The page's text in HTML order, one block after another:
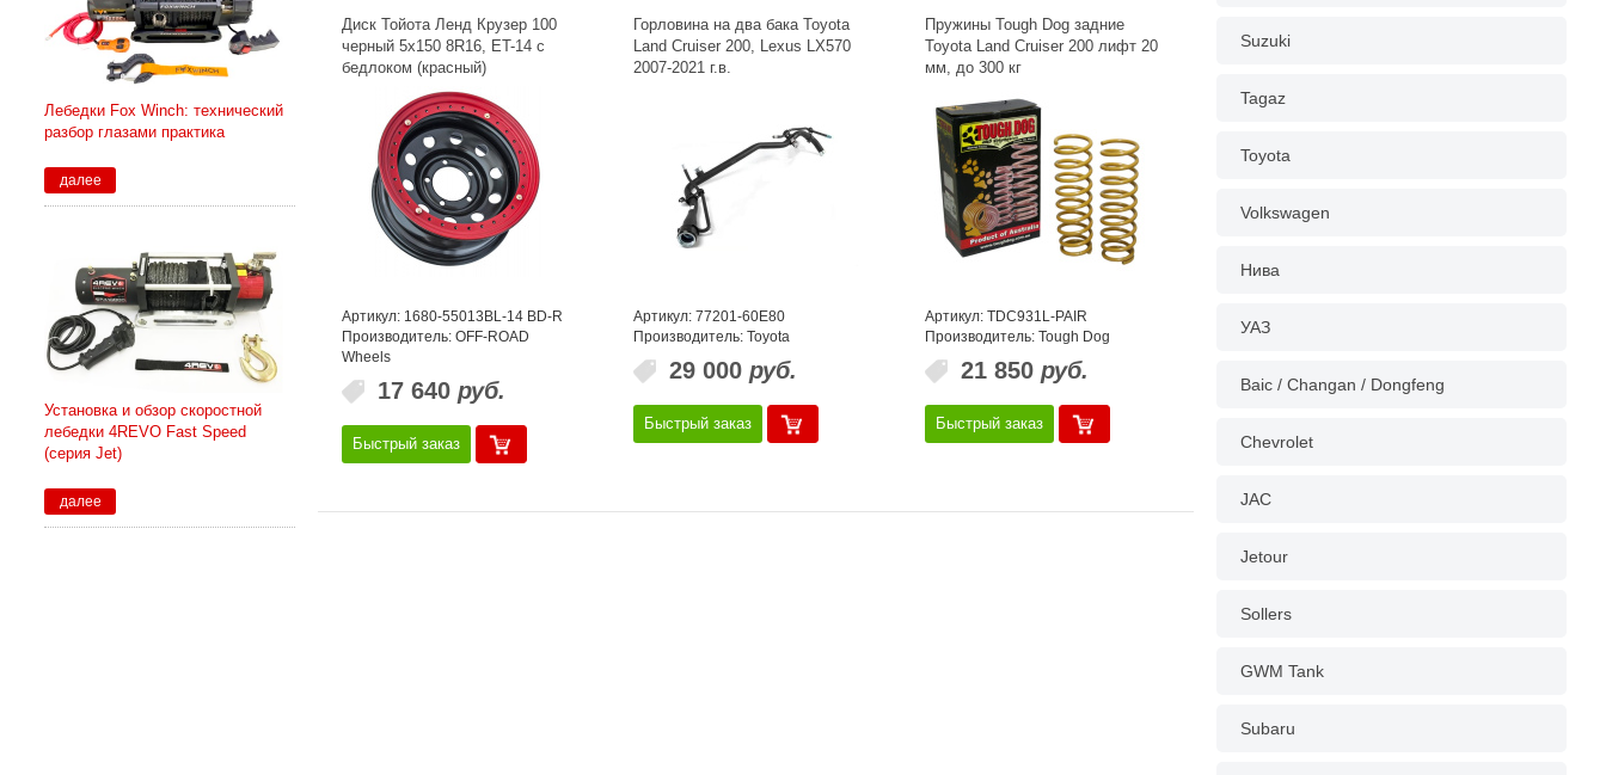
Лебедки Fox Winch: технический
разбор глазами практика
далее
Установка и обзор скоростной
лебедки 4REVO Fast Speed
(серия Jet)
далее
Диск Тойота Ленд Крузер 100
черный 5x150 8R16, ET-14 с
бедлоком (красный)
Артикул: 1680-55013BL-14 BD-R
Производитель: OFF-ROAD
Wheels
17 640 руб.
Быстрый заказ
Горловина на два бака Toyota
Land Cruiser 200, Lexus LX570
2007-2021 г.в.
Артикул: 77201-60E80
Производитель: Toyota
29 000 руб.
Быстрый заказ
Пружины Tough Dog задние
Toyota Land Cruiser 200 лифт 20
мм, до 300 кг
Артикул: TDC931L-PAIR
Производитель: Tough Dog
21 850 руб.
Быстрый заказ
Suzuki
Tagaz
Toyota
Volkswagen
Нива
УАЗ
Baic / Changan / Dongfeng
Chevrolet
JAC
Jetour
Sollers
GWM Tank
Subaru